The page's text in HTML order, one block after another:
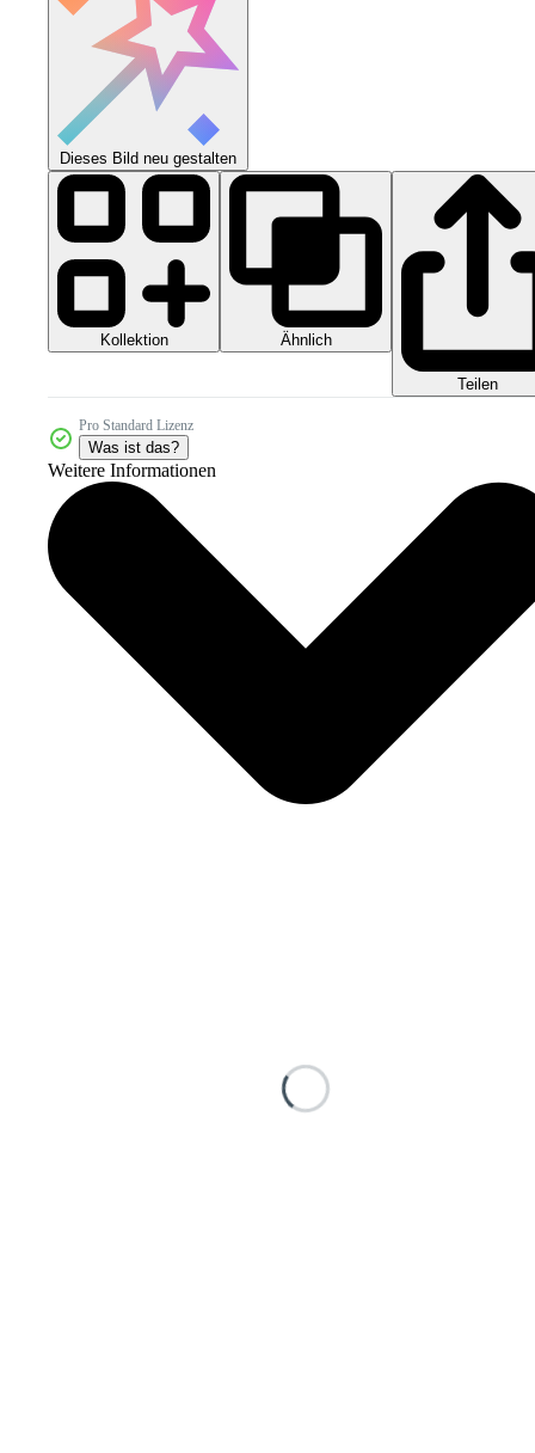
Dieses Bild neu gestalten
Kollektion Ähnlich
Teilen
Pro Standard Lizenz
Was ist das?
Weitere Informationen